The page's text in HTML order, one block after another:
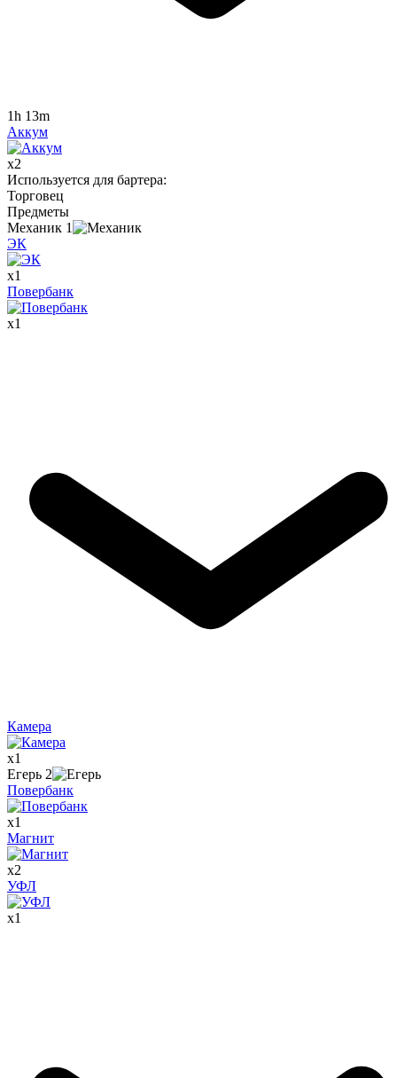
1h 13m
Аккум
x2
Используется для бартера:
Торговец
Предметы
Механик 1
ЭК
x1
Повербанк
x1
Камера
x1
Егерь 2
Повербанк
x1
Магнит
x2
УФЛ
x1